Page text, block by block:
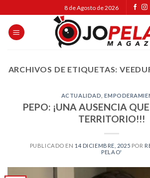
to
content
8 de Agosto de 2026
ARCHIVOS DE ETIQUETAS:
ACTUALIDAD ,
PEPO: ¡UNA AUSENCIA
TERRITORIO!!!
PUBLICADO EN 14 DICIEMBRE, 2025 POR
PELAO'